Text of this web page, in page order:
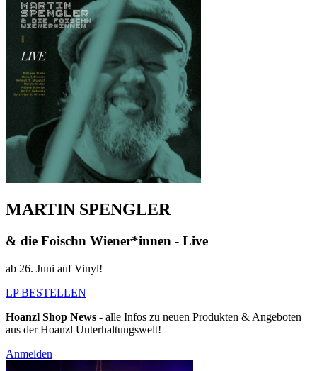
MARTIN SPENGLER
& die Foischn Wiener*innen - Live
ab 26. Juni auf Vinyl!
LP BESTELLEN
Hoanzl Shop News - alle Infos zu neuen Produkten & Angeboten
aus der Hoanzl Unterhaltungswelt!
Anmelden